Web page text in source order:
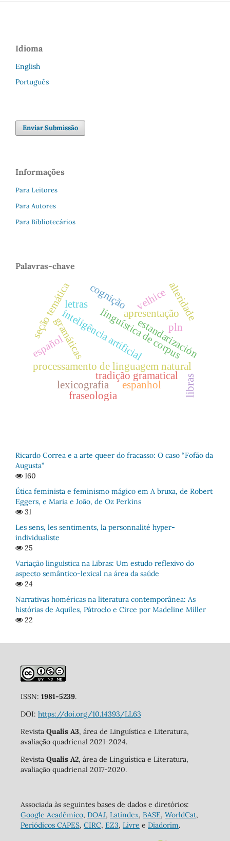
Idioma
English
Português
Enviar Submissão
Informações
Para Leitores
Para Autores
Para Bibliotecários
Palavras-chave
linguística de corpus
processamento de linguagem natural
inteligência artificial
letras
apresentação
seção temática cognição
estandarización
gramáticas
español
tradição gramatical
espanhol libras
lexicografia
fraseologia
pln
velhicealteridade
Ricardo Correa e a arte queer do fracasso: O caso “Fofão da
Augusta”
160
Ética feminista e feminismo mágico em A bruxa, de Robert
Eggers, e Maria e João, de Oz Perkins
31
Les sens, les sentiments, la personnalité hyper-
individualiste
25
Variação linguística na Libras: Um estudo reflexivo do
aspecto semântico-lexical na área da saúde
24
Narrativas homéricas na literatura contemporânea: As
histórias de Aquiles, Pátroclo e Circe por Madeline Miller
22
ISSN: 1981-5239.
DOI: https://doi.org/10.14393/LL63
Revista Qualis A3, área de Linguística e Literatura,
avaliação quadrienal 2021-2024.
Revista Qualis A2, área de Linguística e Literatura,
avaliação quadrienal 2017-2020.
Associada às seguintes bases de dados e diretórios:
Google Acadêmico, DOAJ, Latindex, BASE, WorldCat,
Periódicos CAPES, CIRC, EZ3, Livre e Diadorim.